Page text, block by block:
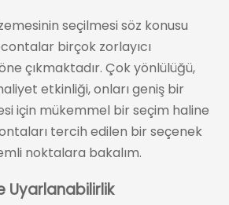
seçilmesi söz konusu
birçok zorlayıcı
çıkmaktadır. Çok yönlülüğü,
etkinliği, onları geniş bir
için mükemmel bir seçim haline
tercih edilen bir seçenek
noktalara bakalım.
Uyarlanabilirlik